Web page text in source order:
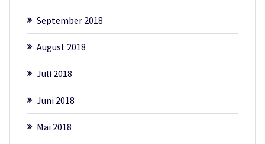
September 2018
August 2018
Juli 2018
Juni 2018
Mai 2018